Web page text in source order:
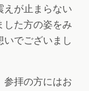
えが止まらない
した方の姿をみ
いでございまし
参拝の方にはお